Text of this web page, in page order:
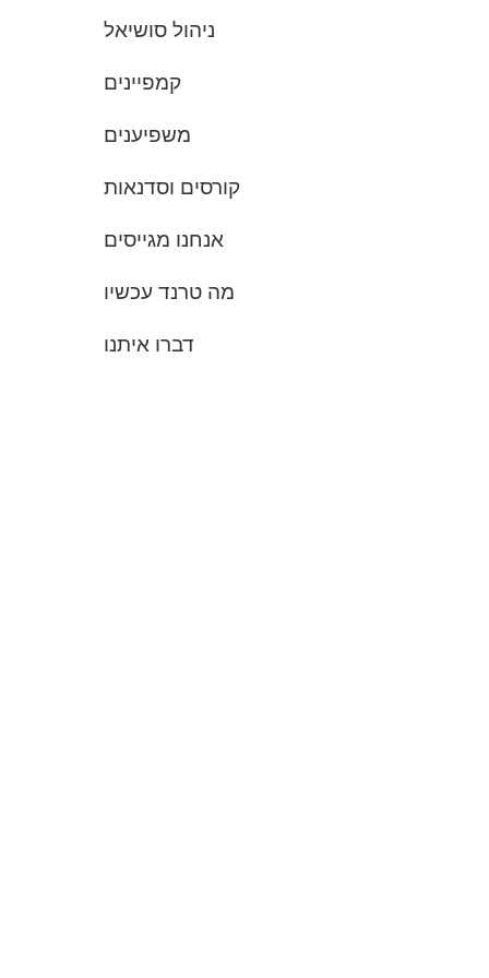
ניהול סושיאל
קמפיינים
משפיענים
קורסים וסדנאות
אנחנו מגייסים
מה טרנד עכשיו
דברו איתנו